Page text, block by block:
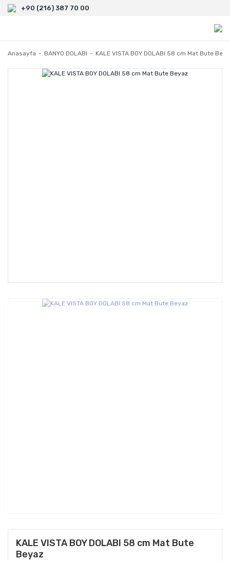
+90 (216) 387 70 00
Anasayfa BANYO DOLABI KALE VISTA BOY DOLABI 58 cm Mat Bute
KALE VISTA BOY DOLABI 58 cm Mat Bute
Beyaz